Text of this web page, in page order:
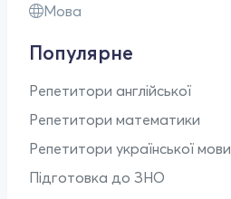
Мова
Популярне
Репетитори англійської
Репетитори математики
Репетитори української мови
Підготовка до ЗНО